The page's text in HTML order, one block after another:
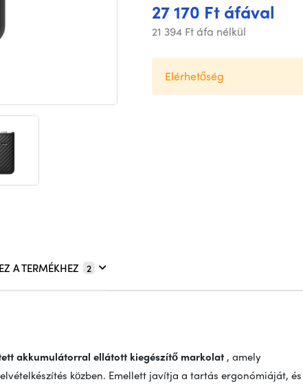
27 170 Ft áfával
21 394 Ft áfa nélkül
Elérhetőség
A TERMÉKHEZ 2
akkumulátorral ellátott kiegészítő markolat, amely
közben. Emellett javítja a tartás ergonómiáját, és